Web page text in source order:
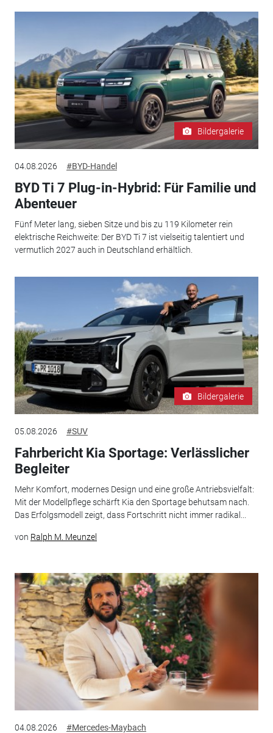
Bildergalerie
04.08.2026 #BYD-Handel
BYD Ti 7 Plug-in-Hybrid: Für Familie und
Abenteuer
Fünf Meter lang, sieben Sitze und bis zu 119 Kilometer rein
elektrische Reichweite: Der BYD Ti 7 ist vielseitig talentiert und
vermutlich 2027 auch in Deutschland erhältlich.
Bildergalerie
05.08.2026 #SUV
Fahrbericht Kia Sportage: Verlässlicher
Begleiter
Mehr Komfort, modernes Design und eine große Antriebsvielfalt:
Mit der Modellpflege schärft Kia den Sportage behutsam nach.
Das Erfolgsmodell zeigt, dass Fortschritt nicht immer radikal...
von Ralph M. Meunzel
04.08.2026 #Mercedes-Maybach